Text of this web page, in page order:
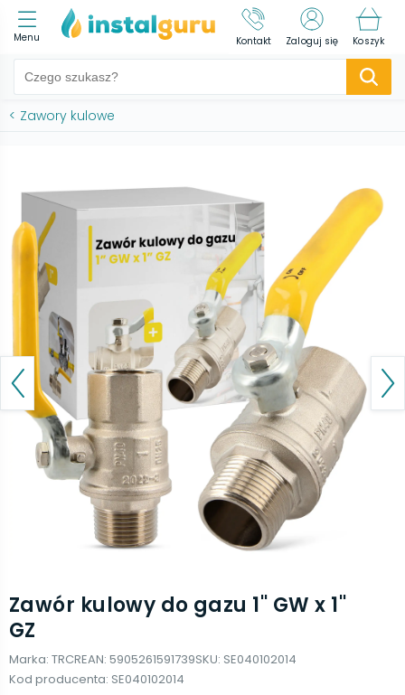
Menu Kontakt Zaloguj się Koszyk
< Zawory kulowe
Zawór kulowy do gazu 1'' GW x 1''
GZ
Marka: TRCREAN: 5905261591739SKU: SE040102014
Kod producenta: SE040102014